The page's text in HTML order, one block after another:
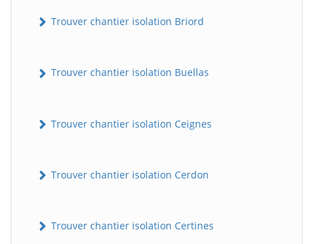
Trouver chantier isolation Briord
Trouver chantier isolation Buellas
Trouver chantier isolation Ceignes
Trouver chantier isolation Cerdon
Trouver chantier isolation Certines